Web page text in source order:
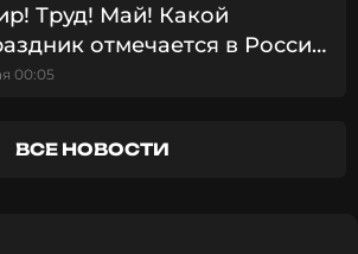
Труд! Май! Какой
отмечается в России
00:05
ВСЕ НОВОСТИ